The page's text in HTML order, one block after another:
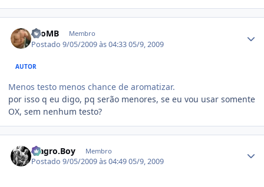
LeoMB Membro
Postado9/05/2009 às 04:3305/9, 2009
AUTOR
Menos testo menos chance de aromatizar.
por isso q eu digo, pq serão menores, se eu vou usar somente
OX, sem nenhum testo?
Magro.Boy Membro
Postado9/05/2009 às 04:4905/9, 2009